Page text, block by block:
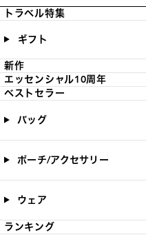
トラベル特集
ギフト
新作
エッセンシャル10周年
ベストセラー
バッグ
ポーチ/アクセサリー
ウェア
ランキング